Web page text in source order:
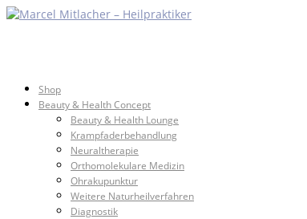
Shop
Beauty & Health Concept
Beauty & Health Lounge
Krampfaderbehandlung
Neuraltherapie
Orthomolekulare Medizin
Ohrakupunktur
Weitere Naturheilverfahren
Diagnostik